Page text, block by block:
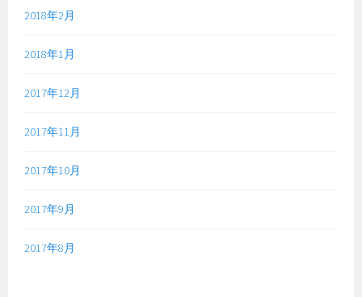
2018年2月
2018年1月
2017年12月
2017年11月
2017年10月
2017年9月
2017年8月